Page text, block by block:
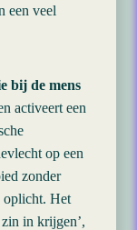
een veel
bij de mens
activeert een
op een
zonder
oplicht. Het
in krijgen’,